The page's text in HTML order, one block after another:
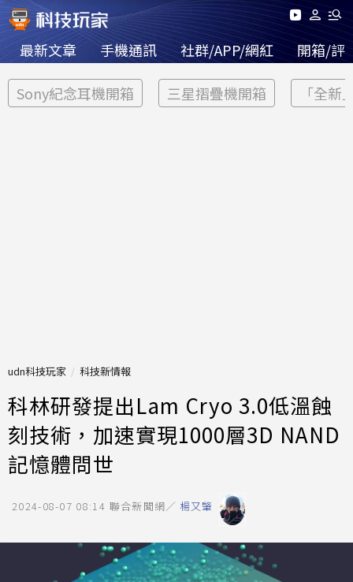
最新文章 手機通訊 社群/APP/網紅 開箱/評
Sony紀念耳機開箱 三星摺疊機開箱 「全新
udn科技玩家 科技新情報
科林研發提出Lam Cryo 3.0低溫蝕
刻技術，加速實現1000層3D NAND
記憶體問世
2024-08-07 08:14 聯合新聞網／ 楊又肇